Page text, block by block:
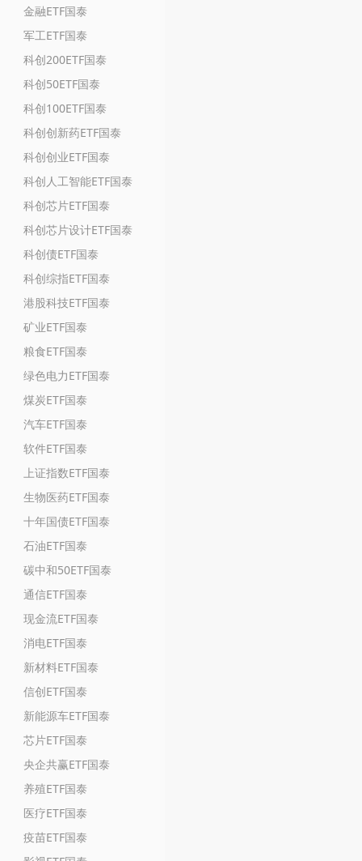
金融ETF国泰
军工ETF国泰
科创200ETF国泰
科创50ETF国泰
科创100ETF国泰
科创创新药ETF国泰
科创创业ETF国泰
科创人工智能ETF国泰
科创芯片ETF国泰
科创芯片设计ETF国泰
科创债ETF国泰
科创综指ETF国泰
港股科技ETF国泰
矿业ETF国泰
粮食ETF国泰
绿色电力ETF国泰
煤炭ETF国泰
汽车ETF国泰
软件ETF国泰
上证指数ETF国泰
生物医药ETF国泰
十年国债ETF国泰
石油ETF国泰
碳中和50ETF国泰
通信ETF国泰
现金流ETF国泰
消电ETF国泰
新材料ETF国泰
信创ETF国泰
新能源车ETF国泰
芯片ETF国泰
央企共赢ETF国泰
养殖ETF国泰
医疗ETF国泰
疫苗ETF国泰